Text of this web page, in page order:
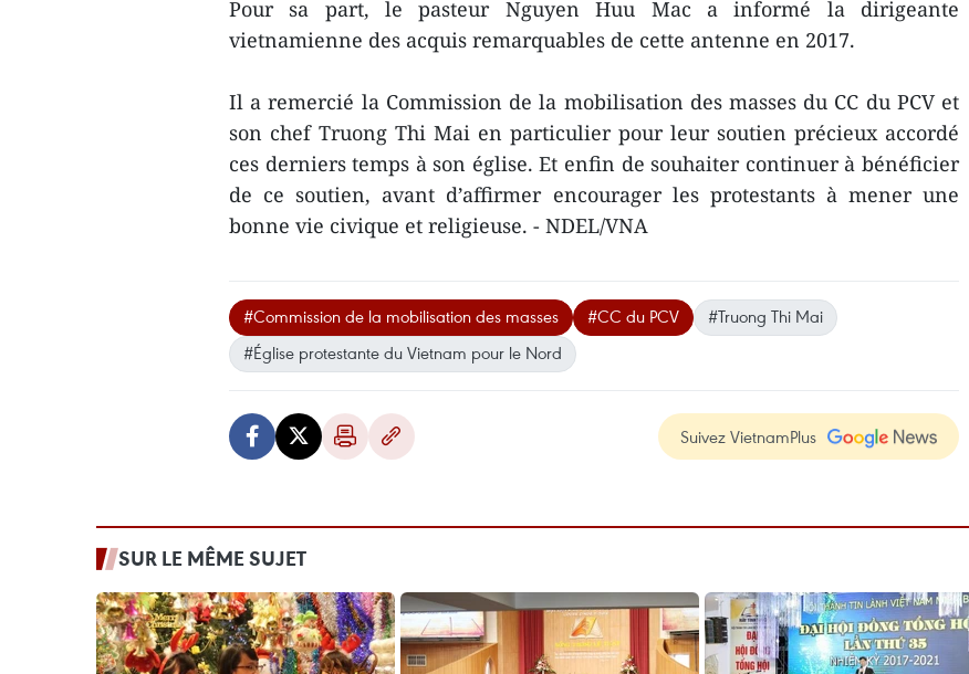
Pour sa part, le pasteur Nguyen Huu Mac a informé la dirigeante
vietnamienne des acquis remarquables de cette antenne en 2017.
Il a remercié la Commission de la mobilisation des masses du CC du PCV et
son chef Truong Thi Mai en particulier pour leur soutien précieux accordé
ces derniers temps à son église. Et enfin de souhaiter continuer à bénéficier
de ce soutien, avant d’affirmer encourager les protestants à mener une
bonne vie civique et religieuse. - NDEL/VNA
#Commission de la mobilisation des masses #CC du PCV
#Truong Thi Mai
#Église protestante du Vietnam pour le Nord
Suivez VietnamPlus
SUR LE MÊME SUJET